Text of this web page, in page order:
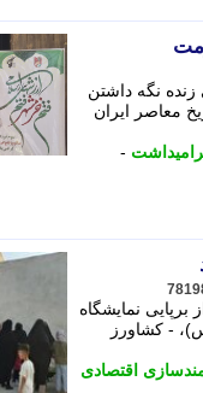
زنده نگه داشتن
معاصر ایران
-
نمایشگاه
- کشاورز
اقتصادی